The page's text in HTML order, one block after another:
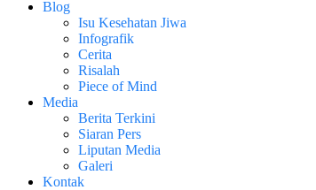
Blog
Isu Kesehatan Jiwa
Infografik
Cerita
Risalah
Piece of Mind
Media
Berita Terkini
Siaran Pers
Liputan Media
Galeri
Kontak